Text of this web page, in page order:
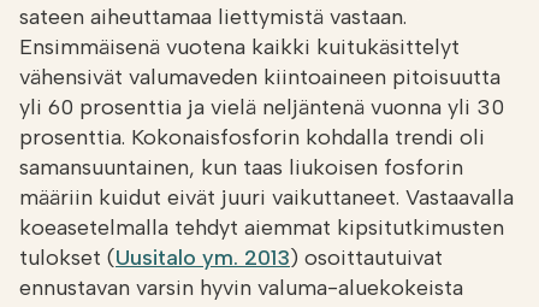
sateen aiheuttamaa liettymistä vastaan.
Ensimmäisenä vuotena kaikki kuitukäsittelyt
vähensivät valumaveden kiintoaineen pitoisuutta
yli 60 prosenttia ja vielä neljäntenä vuonna yli 30
prosenttia. Kokonaisfosforin kohdalla trendi oli
samansuuntainen, kun taas liukoisen fosforin
määriin kuidut eivät juuri vaikuttaneet. Vastaavalla
koeasetelmalla tehdyt aiemmat kipsitutkimusten
tulokset (Uusitalo ym. 2013) osoittautuivat
ennustavan varsin hyvin valuma-aluekokeista